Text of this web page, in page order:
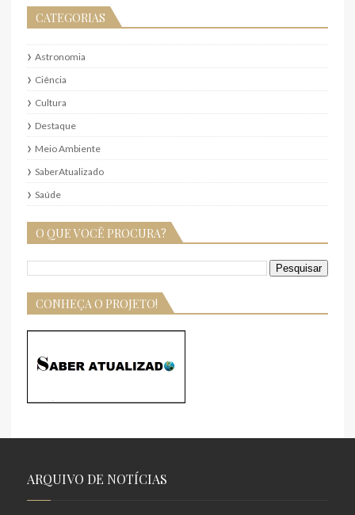
CATEGORIAS
Astronomia
Ciência
Cultura
Destaque
Meio Ambiente
SaberAtualizado
Saúde
O QUE VOCÊ PROCURA?
CONHEÇA O PROJETO!
ARQUIVO DE NOTÍCIAS